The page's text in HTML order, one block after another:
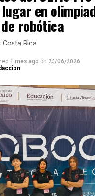
la fuerza: Esteban
en
robótica
Costa Rica
1 mes ago on 23/06/2026